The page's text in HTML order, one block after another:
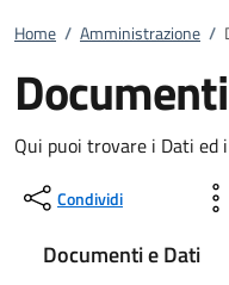
Home / Amministrazione /
Qui puoi trovare i Dati ed
Condividi
Documenti e Dati